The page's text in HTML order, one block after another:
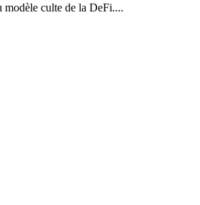
modèle culte de la DeFi....